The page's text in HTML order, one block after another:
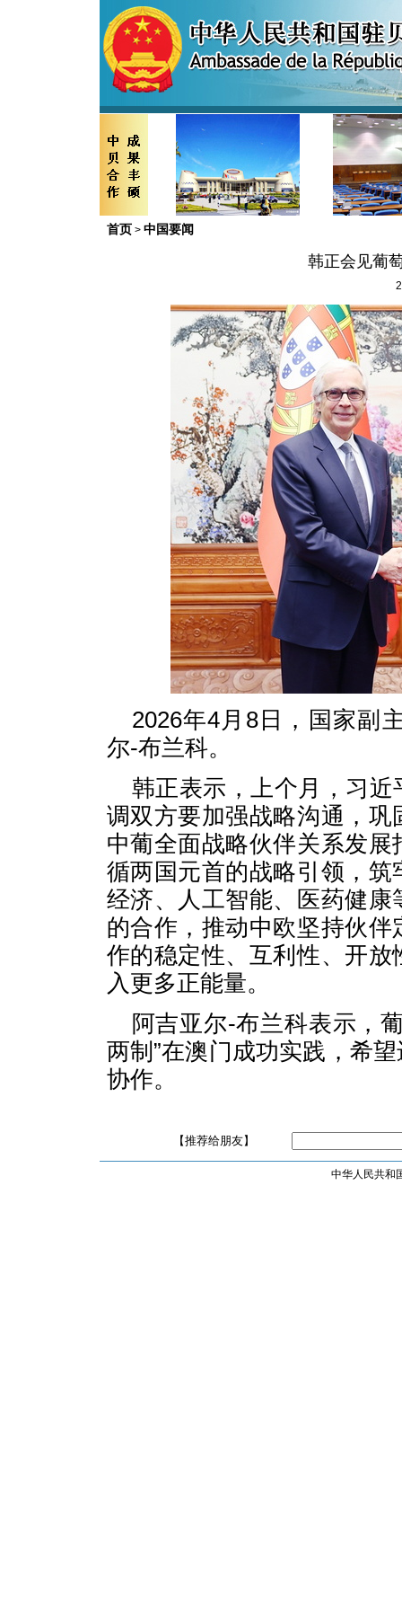
首页 > 中国要闻
韩正会见葡
2026年4月8日，国家副
尔-布兰科。
韩正表示，上个月，习
调双方要加强战略沟通，
中葡全面战略伙伴关系发
循两国元首的战略引领，
经济、人工智能、医药健
的合作，推动中欧坚持伙
作的稳定性、互利性、开
入更多正能量。
阿吉亚尔-布兰科表示，
两制”在澳门成功实践，希
协作。
【推荐给朋友】
中华人民共和